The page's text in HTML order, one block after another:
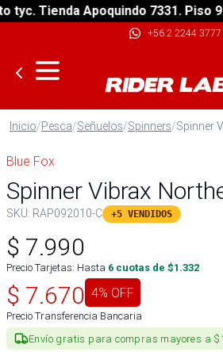
Tienda Apoquindo 7331. Piso 9.
+56 2 2244 3777
Inicio/Pesca/Señuelos/Spinners/Spinner
Blue Fox
Spinner Vibrax
SKU: RAP092010-C +5 VENDIDOS
$ 7.990
Precio Tarjetas: Hasta 6 cuotas de $1.332
$ 7.670 4% OFF
Precio Transferencia Bancaria
Envío gratis para compras mayores a